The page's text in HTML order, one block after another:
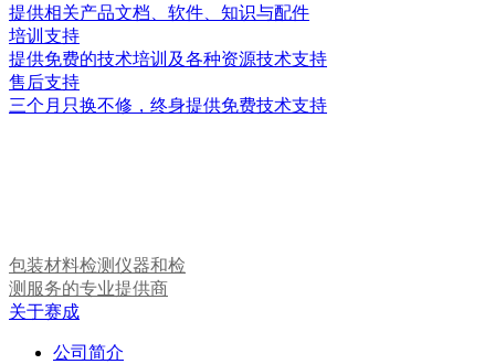
提供相关产品文档、软件、知识与配件
培训支持
提供免费的技术培训及各种资源技术支持
售后支持
三个月只换不修，终身提供免费技术支持
包装材料检测仪器和检
测服务的专业提供商
关于赛成
公司简介